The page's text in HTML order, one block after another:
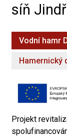
síň
Vodní hamr
Hamernický
Projekt